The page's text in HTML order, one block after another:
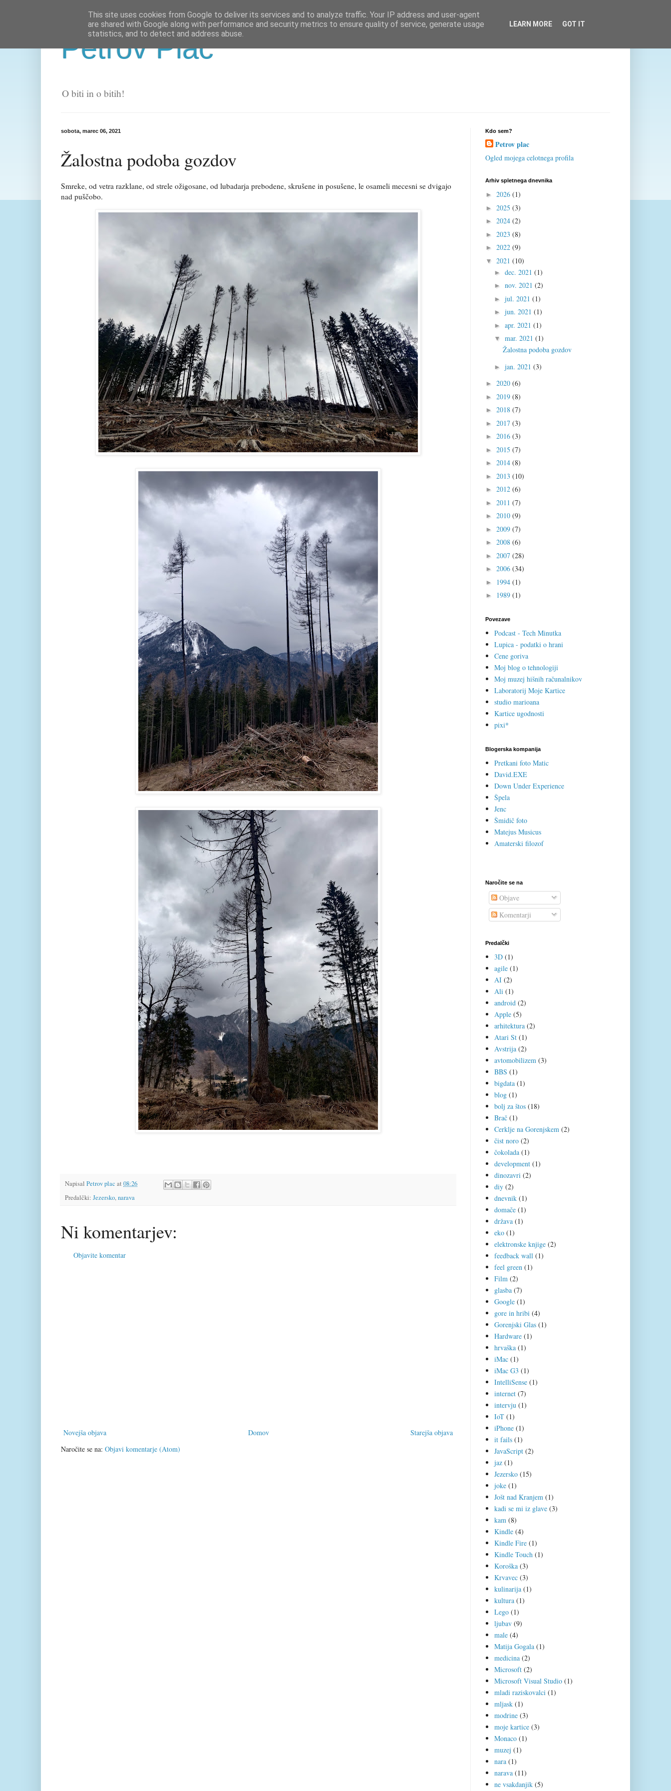
Petrov Plac
O biti in o bitih!
sobota, marec 06, 2021
Žalostna podoba gozdov
Smreke, od vetra razklane, od strele ožigosane, od lubadarja prebodene, skrušene in posušene, le osameli mecesni se dvigajo
nad puščobo.
Napisal Petrov plac at 08:26
Predalčki: Jezersko,narava
Ni komentarjev:
Objavite komentar
Novejša objava Starejša objava
Domov
Naročite se na: Objavi komentarje (Atom)
Kdo sem?
Petrov plac
Ogled mojega celotnega profila
Arhiv spletnega dnevnika
► 2026 (1)
► 2025 (3)
► 2024 (2)
► 2023 (8)
► 2022 (9)
▼ 2021 (10)
► dec. 2021 (1)
► nov. 2021 (2)
► jul. 2021 (1)
► jun. 2021 (1)
► apr. 2021 (1)
▼ mar. 2021 (1)
Žalostna podoba gozdov
► jan. 2021 (3)
► 2020 (6)
► 2019 (8)
► 2018 (7)
► 2017 (3)
► 2016 (3)
► 2015 (7)
► 2014 (8)
► 2013 (10)
► 2012 (6)
► 2011 (7)
► 2010 (9)
► 2009 (7)
► 2008 (6)
► 2007 (28)
► 2006 (34)
► 1994 (1)
► 1989 (1)
Povezave
Podcast - Tech Minutka
Lupica - podatki o hrani
Cene goriva
Moj blog o tehnologiji
Moj muzej hišnih računalnikov
Laboratorij Moje Kartice
studio marioana
Kartice ugodnosti
pixi*
Blogerska kompanija
Pretkani foto Matic
David.EXE
Down Under Experience
Špela
Jenc
Šmidič foto
Matejus Musicus
Amaterski filozof
Naročite se na
Objave
Komentarji
Predalčki
3D (1)
agile (1)
AI (2)
Ali (1)
android (2)
Apple (5)
arhitektura (2)
Atari St (1)
Avstrija (2)
avtomobilizem (3)
BBS (1)
bigdata (1)
blog (1)
bolj za štos (18)
Brač (1)
Cerklje na Gorenjskem (2)
čist noro (2)
čokolada (1)
development (1)
dinozavri (2)
diy (2)
dnevnik (1)
domače (1)
država (1)
eko (1)
elektronske knjige (2)
feedback wall (1)
feel green (1)
Film (2)
glasba (7)
Google (1)
gore in hribi (4)
Gorenjski Glas (1)
Hardware (1)
hrvaška (1)
iMac (1)
iMac G3 (1)
IntelliSense (1)
internet (7)
intervju (1)
IoT (1)
iPhone (1)
it fails (1)
JavaScript (2)
jaz (1)
Jezersko (15)
joke (1)
Jošt nad Kranjem (1)
kadi se mi iz glave (3)
kam (8)
Kindle (4)
Kindle Fire (1)
Kindle Touch (1)
Koroška (3)
Krvavec (3)
kulinarija (1)
kultura (1)
Lego (1)
ljubav (9)
male (4)
Matija Gogala (1)
medicina (2)
Microsoft (2)
Microsoft Visual Studio (1)
mladi raziskovalci (1)
mljask (1)
modrine (3)
moje kartice (3)
Monaco (1)
muzej (1)
nara (1)
narava (11)
ne vsakdanjik (5)
This site uses cookies from Google to deliver its services and to analyze traffic. Your IP address and user-agent
are shared with Google along with performance and security metrics to ensure quality of service, generate usage
statistics, and to detect and address abuse.
LEARN MORE GOT IT